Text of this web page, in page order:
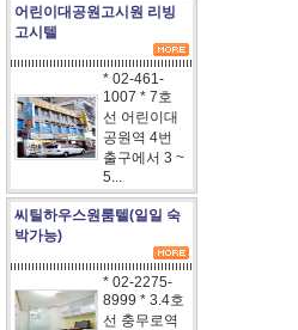
어린이대공원고시원 리빙
고시텔
* 02-461-
1007 * 7호
선 어린이대
공원역 4번
출구에서 3 ~
5...
씨틸하우스원룸텔(일일 숙
박가능)
* 02-2275-
8999 * 3.4호
선 충무로역